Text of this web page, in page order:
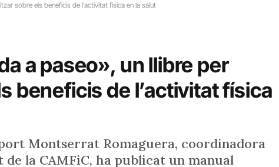
sobre els beneficis de l’activitat física en la salut
a paseo», un llibre per
beneficis de l’activitat física
Montserrat Romaguera, coordinadora
la CAMFiC, ha publicat un manual